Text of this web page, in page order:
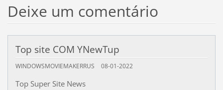
Deixe um comentário
Top site COM YNewTup
WINDOWSMOVIEMAKERRUS 08-01-2022
Top Super Site News